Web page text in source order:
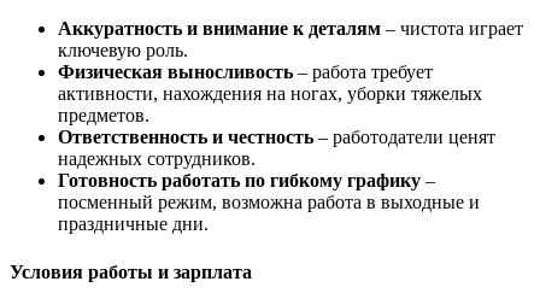
Аккуратность и внимание к деталям – чистота играет
ключевую роль.
Физическая выносливость – работа требует
активности, нахождения на ногах, уборки тяжелых
предметов.
Ответственность и честность – работодатели ценят
надежных сотрудников.
Готовность работать по гибкому графику –
посменный режим, возможна работа в выходные и
праздничные дни.
Условия работы и зарплата